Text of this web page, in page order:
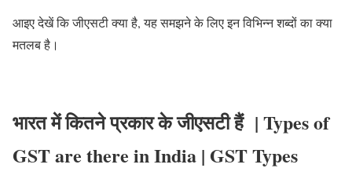
आइए देखें कि जीएसटी क्या है, यह समझने के लिए इन विभिन्न शब्दों का क्या
मतलब है।
भारत में कितने प्रकार के जीएसटी हैं | Types of
GST are there in India | GST Types